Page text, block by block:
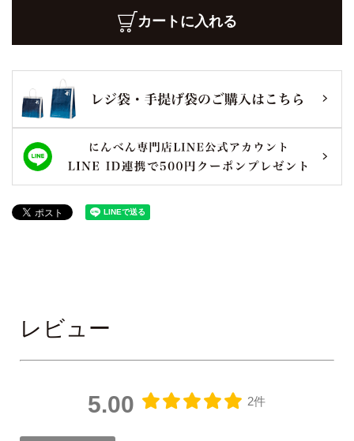
カートに入れる
レビュー
5.00 2件